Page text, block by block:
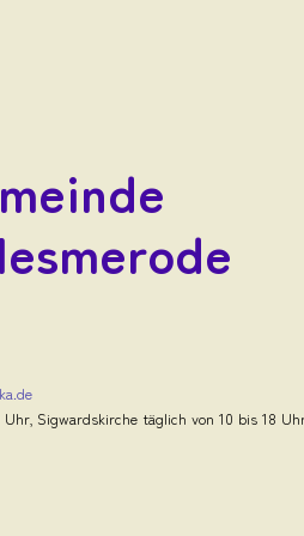
Uhr, Sigwardskirche täglich von 10 bis 18